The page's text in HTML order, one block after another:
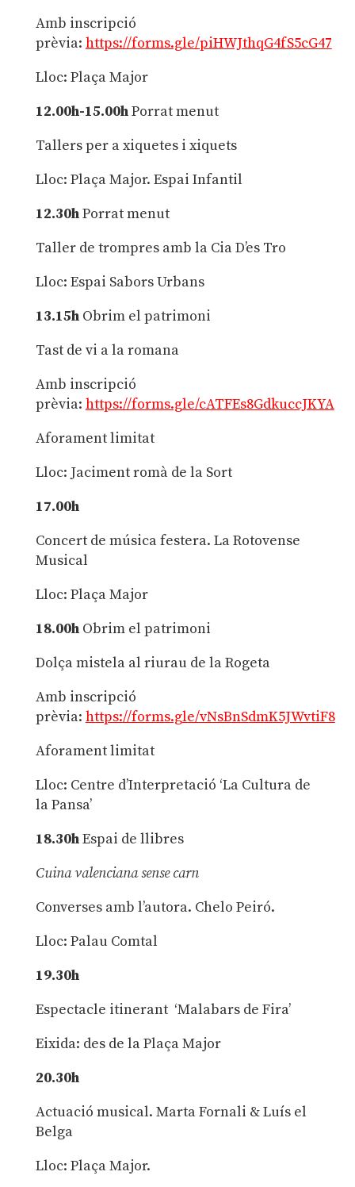
Amb inscripció
prèvia: https://forms.gle/piHWJthqG4fS5cG47
Lloc: Plaça Major
12.00h-15.00hPorrat menut
Tallers per a xiquetes i xiquets
Lloc: Plaça Major. Espai Infantil
12.30hPorrat menut
Taller de trompres amb la Cia D’es Tro
Lloc: Espai Sabors Urbans
13.15hObrim el patrimoni
Tast de vi a la romana
Amb inscripció
prèvia: https://forms.gle/cATFEs8GdkuccJKYA
Aforament limitat
Lloc: Jaciment romà de la Sort
17.00h
Concert de música festera. La Rotovense
Musical
Lloc: Plaça Major
18.00hObrim el patrimoni
Dolça mistela al riurau de la Rogeta
Amb inscripció
prèvia: https://forms.gle/vNsBnSdmK5JWvtiF8
Aforament limitat
Lloc: Centre d’Interpretació ‘La Cultura de
la Pansa’
18.30hEspai de llibres
Cuina valenciana sense carn
Converses amb l’autora. Chelo Peiró.
Lloc: Palau Comtal
19.30h
Espectacle itinerant ‘Malabars de Fira’
Eixida: des de la Plaça Major
20.30h
Actuació musical. Marta Fornali & Luís el
Belga
Lloc: Plaça Major.